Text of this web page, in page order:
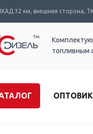
32 км, внешняя сторона,
топливным